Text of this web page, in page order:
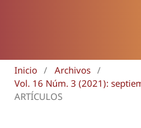
Inicio / Archivos /
Vol. 16 Núm. 3 (2021):
ARTÍCULOS